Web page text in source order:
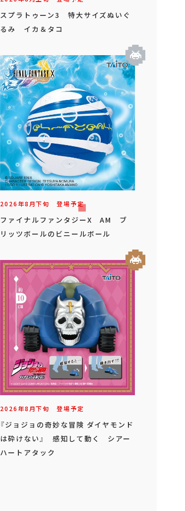
スプラトゥーン3 特大サイズぬいぐ
るみ イカ＆タコ
2026年8月下旬 登場予定
ファイナルファンタジーX AM ブ
リッツボールのビニールボール
2026年8月下旬 登場予定
『ジョジョの奇妙な冒険 ダイヤモンド
は砕けない』 感知して動く シアー
ハートアタック